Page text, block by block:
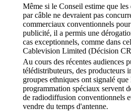
Même si le Conseil estime que les
par câble ne devraient pas
commerciaux conventionnels
publicité, il a permis une
cas exceptionnels, comme dans
Cablevision Limited (Décision
Au cours des récentes audiences
télédistributeurs, des producteurs
groupes ethniques ont signalé que
programmation spéciaux servent
de radiodiffusion conventionnels
vendre du temps d'antenne.